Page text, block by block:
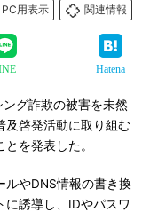
PC用表示
関連情報
Hatena
グ詐欺の被害を未然
及啓発活動に取り組む
を発表した。
やDNS情報の書き換
に誘導し、IDやパスワ